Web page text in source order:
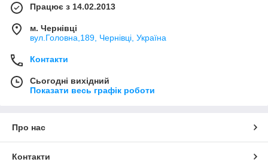
Працює з 14.02.2013
м. Чернівці
вул.Головна,189, Чернівці, Україна
Контакти
Сьогодні вихідний
Показати весь графік роботи
Про нас
Контакти